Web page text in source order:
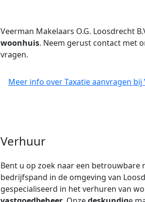
Veerman Makelaars O.G. Loosdrecht
woonhuis. Neem gerust contact met
vragen.
Meer info over Taxatie aanvragen bij
Verhuur
Bent u op zoek naar een
bedrijfspand in de omgeving van
gespecialiseerd in het verhuren van